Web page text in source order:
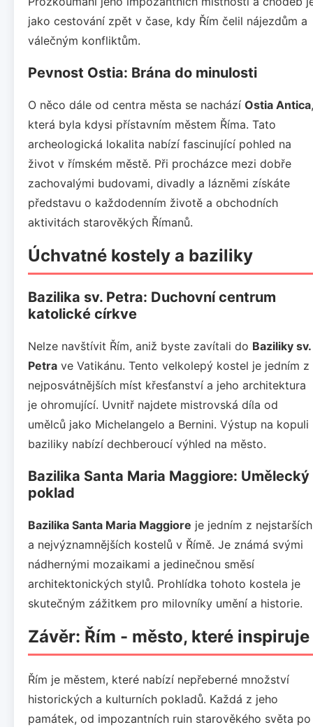
jako cestování zpět v čase, kdy Řím čelil nájezdům a
válečným konfliktům.
Pevnost Ostia: Brána do minulosti
O něco dále od centra města se nachází Ostia Antica,
která byla kdysi přístavním městem Říma. Tato
archeologická lokalita nabízí fascinující pohled na
život v římském městě. Při procházce mezi dobře
zachovalými budovami, divadly a lázněmi získáte
představu o každodenním životě a obchodních
aktivitách starověkých Římanů.
Úchvatné kostely a baziliky
Bazilika sv. Petra: Duchovní centrum
katolické církve
Nelze navštívit Řím, aniž byste zavítali do Baziliky sv.
Petra ve Vatikánu. Tento velkolepý kostel je jedním z
nejposvátnějších míst křesťanství a jeho architektura
je ohromující. Uvnitř najdete mistrovská díla od
umělců jako Michelangelo a Bernini. Výstup na kopuli
baziliky nabízí dechberoucí výhled na město.
Bazilika Santa Maria Maggiore: Umělecký
poklad
Bazilika Santa Maria Maggiore je jedním z nejstarších
a nejvýznamnějších kostelů v Římě. Je známá svými
nádhernými mozaikami a jedinečnou směsí
architektonických stylů. Prohlídka tohoto kostela je
skutečným zážitkem pro milovníky umění a historie.
Závěr: Řím - město, které inspiruje
Řím je městem, které nabízí nepřeberné množství
historických a kulturních pokladů. Každá z jeho
památek, od impozantních ruin starověkého světa po